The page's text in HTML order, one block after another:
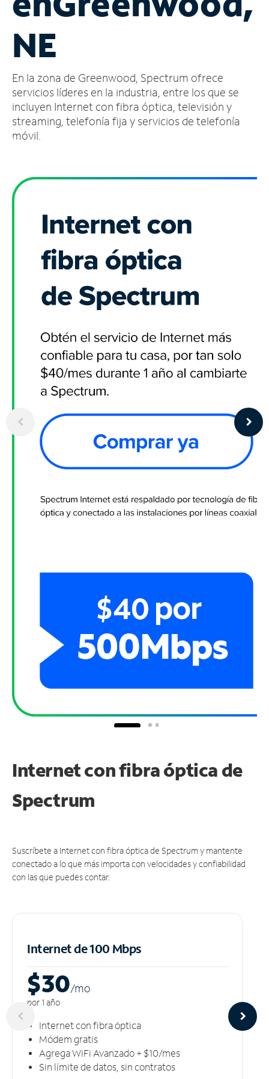
cuenta
Encuentra
tienda
NE
En la zona de Greenwood, Spectrum ofrece
servicios líderes en la industria, entre los que se
incluyen Internet con fibra óptica, televisión y
streaming, telefonía fija y servicios de telefonía
móvil.
Internet con fibra óptica de
Spectrum
Suscríbete a Internet con fibra óptica de Spectrum y mantente
conectado a lo que más importa con velocidades y confiabilidad
con las que puedes contar.
Internet de 100 Mbps
$30/mo
por 1 año
Internet con fibra óptica
Módem gratis
Agrega WiFi Avanzado + $10/mes
Sin límite de datos, sin contratos